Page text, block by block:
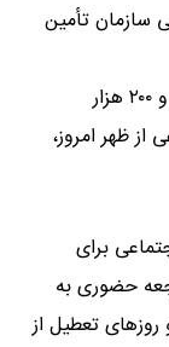
سازمان تأمین
فیش حقوقی خردادماه ۱۴۰۵ بیش از ۵ میلیون و ۲۰۰ هزار
ظهر امروز،
برای
حضوری به
تعطیل از